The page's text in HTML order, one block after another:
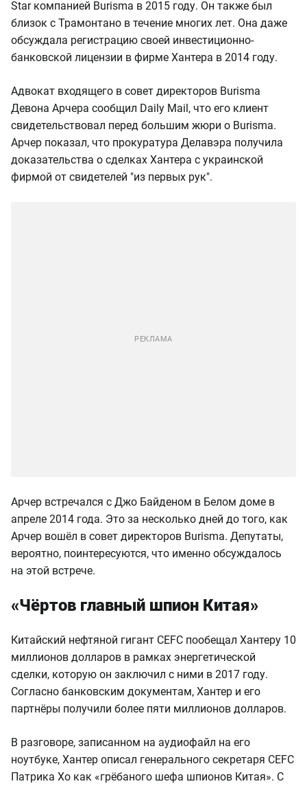
Star компанией Burisma в 2015 году. Он также был
близок с Трамонтано в течение многих лет. Она даже
обсуждала регистрацию своей инвестиционно-
банковской лицензии в фирме Хантера в 2014 году.
Адвокат входящего в совет директоров Burisma
Девона Арчера сообщил Daily Mail, что его клиент
свидетельствовал перед большим жюри о Burisma.
Арчер показал, что прокуратура Делавэра получила
доказательства о сделках Хантера с украинской
фирмой от свидетелей "из первых рук".
Арчер встречался с Джо Байденом в Белом доме в
апреле 2014 года. Это за несколько дней до того, как
Арчер вошёл в совет директоров Burisma. Депутаты,
вероятно, поинтересуются, что именно обсуждалось
на этой встрече.
«Чёртов главный шпион Китая»
Китайский нефтяной гигант CEFC пообещал Хантеру 10
миллионов долларов в рамках энергетической
сделки, которую он заключил с ними в 2017 году.
Согласно банковским документам, Хантер и его
партнёры получили более пяти миллионов долларов.
В разговоре, записанном на аудиофайл на его
ноутбуке, Хантер описал генерального секретаря CEFC
Патрика Хо как «грёбаного шефа шпионов Китая». С